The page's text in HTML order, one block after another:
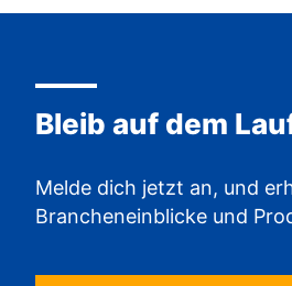
Bleib auf dem
Melde dich jetzt an, und
Brancheneinblicke und